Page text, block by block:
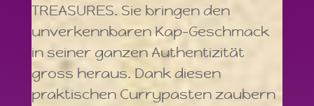
TREASURES. Sie bringen den
unverkennbaren Kap-Geschmack
in seiner ganzen Authentizität
gross heraus. Dank diesen
praktischen Currypasten zaubern